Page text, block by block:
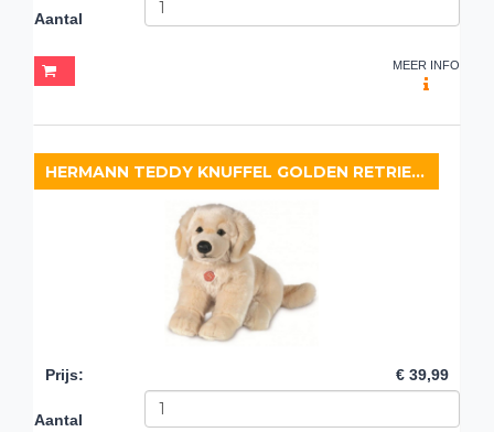
Aantal
MEER INFO
HERMANN TEDDY KNUFFEL GOLDEN RETRIEVER
Prijs: € 39,99
Aantal